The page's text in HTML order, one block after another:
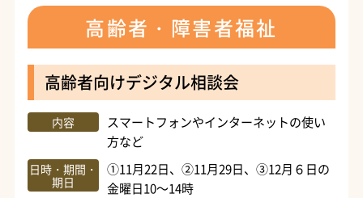
高齢者・障害者福祉
高齢者向けデジタル相談会
内容
スマートフォンやインターネットの使い
方など
日時・期間・
期日
①11月22日、②11月29日、③12月６日の
金曜日10～14時